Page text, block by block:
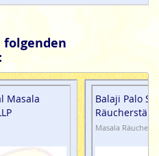
toxisch und
Masala
Balaji Palo
Masala